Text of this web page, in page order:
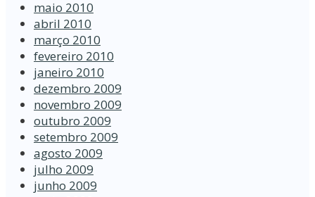
maio 2010
abril 2010
março 2010
fevereiro 2010
janeiro 2010
dezembro 2009
novembro 2009
outubro 2009
setembro 2009
agosto 2009
julho 2009
junho 2009